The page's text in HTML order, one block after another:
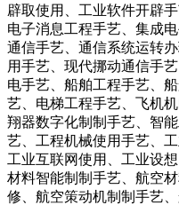
辟取使用、工业软件开辟
电子消息工程手艺、集成
通信手艺、通信系统运转
用手艺、现代挪动通信手
电手艺、船舶工程手艺、
艺、电梯工程手艺、飞机
翔器数字化制制手艺、智
艺、工程机械使用手艺、
工业互联网使用、工业设
材料智能制制手艺、航空
修、航空策动机制制手艺